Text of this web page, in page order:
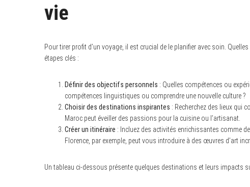
vie
Pour tirer profit d’un voyage, il est crucial de le planifier avec soin.
étapes clés :
Définir des objectifs personnels : Quelles compétences ou
compétences linguistiques ou comprendre une nouvelle culture ?
Choisir des destinations inspirantes : Recherchez des lieux qui
Maroc peut éveiller des passions pour la cuisine ou l’artisanat.
Créer un itinéraire : Incluez des activités enrichissantes comme
Florence, par exemple, peut vous introduire à des œuvres d’art
Un tableau ci-dessous présente quelques destinations et leurs impacts
f